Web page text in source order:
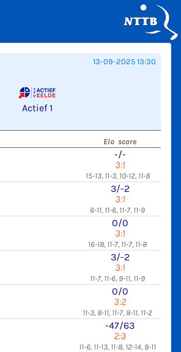
13-09-2025 13:30
Actief 1
Elo score
-/-
3:1
15-13, 11-3, 10-12, 11-8
3/-2
3:1
6-11, 11-6, 11-7, 11-9
0/0
3:1
16-18, 11-7, 11-7, 11-8
3/-2
3:1
11-7, 11-6, 9-11, 11-9
0/0
3:2
11-3, 8-11, 11-7, 8-11, 11-2
-47/63
2:3
11-6, 11-13, 11-8, 12-14, 8-11